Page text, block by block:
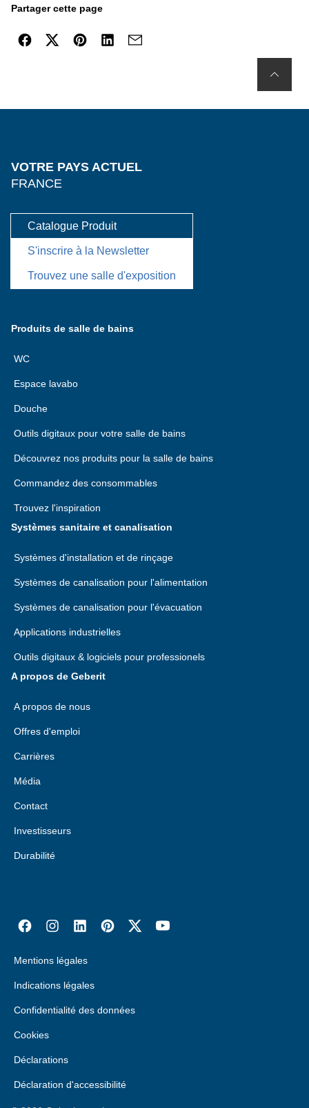
Partager cette page
VOTRE PAYS ACTUEL
FRANCE
Catalogue Produit
S'inscrire à la Newsletter
Trouvez une salle d'exposition
Produits de salle de bains
WC
Espace lavabo
Douche
Outils digitaux pour votre salle de bains
Découvrez nos produits pour la salle de bains
Commandez des consommables
Trouvez l'inspiration
Systèmes sanitaire et canalisation
Systèmes d'installation et de rinçage
Systèmes de canalisation pour l'alimentation
Systèmes de canalisation pour l'évacuation
Applications industrielles
Outils digitaux & logiciels pour professionels
A propos de Geberit
A propos de nous
Offres d'emploi
Carrières
Média
Contact
Investisseurs
Durabilité
Mentions légales
Indications légales
Confidentialité des données
Cookies
Déclarations
Déclaration d'accessibilité